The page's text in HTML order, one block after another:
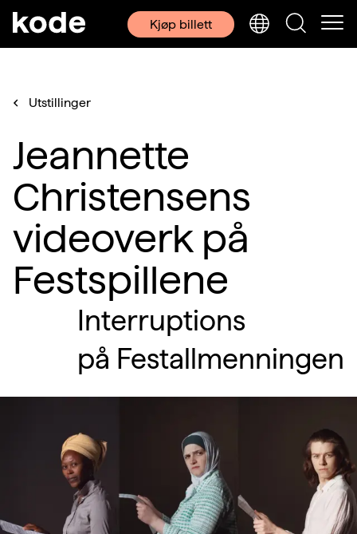
Kjøp billett
Utstillinger
Jeannette
Christensens
videoverk på
Festspillene
Interruptions
på Festallmenningen